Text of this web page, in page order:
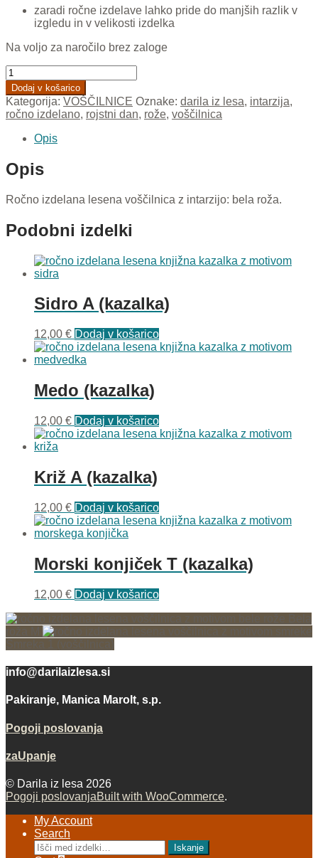
zaradi ročne izdelave lahko pride do manjših razlik v
izgledu in v velikosti izdelka
Na voljo za naročilo brez zaloge
Bela
roža
S
(voščilnica)
količina
Dodaj v košarico
Kategorija: VOŠČILNICE Oznake: darila iz lesa, intarzija,
ročno izdelano, rojstni dan, rože, voščilnica
Opis
Opis
Ročno izdelana lesena voščilnica z intarzijo: bela roža.
Podobni izdelki
Sidro A (kazalka)
12,00 € Dodaj v košarico
Medo (kazalka)
12,00 € Dodaj v košarico
Križ A (kazalka)
12,00 € Dodaj v košarico
Morski konjiček T (kazalka)
12,00 € Dodaj v košarico
info@darilaizlesa.si
Pakiranje, Manica Marolt, s.p.
Pogoji poslovanja
zaUpanje
© Darila iz lesa 2026
Pogoji poslovanjaBuilt with WooCommerce.
My Account
Search
Išči:
Iskanje